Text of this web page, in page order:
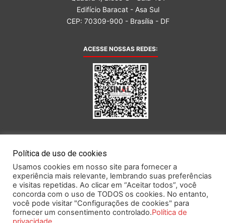
Edifício Baracat - Asa Sul
CEP: 70309-900 - Brasília - DF
ACESSE NOSSAS REDES:
Este portal obedece às prescrições da Lei Geral de Proteção de Dados.
Política de uso de cookies
Usamos cookies em nosso site para fornecer a
experiência mais relevante, lembrando suas preferências
e visitas repetidas. Ao clicar em “Aceitar todos”, você
concorda com o uso de TODOS os cookies. No entanto,
você pode visitar "Configurações de cookies" para
fornecer um consentimento controlado.Política de